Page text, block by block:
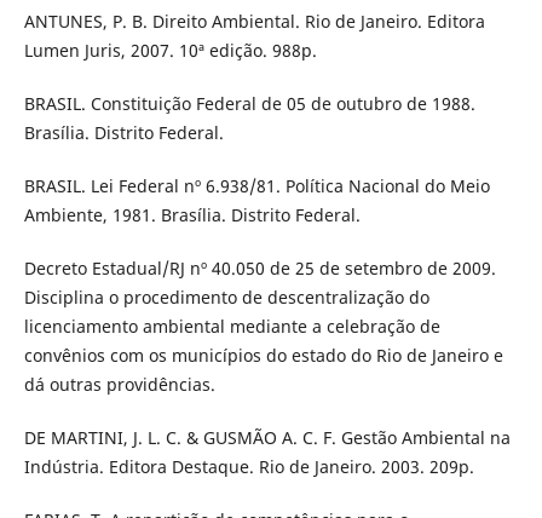
ANTUNES, P. B. Direito Ambiental. Rio de Janeiro. Editora
Lumen Juris, 2007. 10ª edição. 988p.
BRASIL. Constituição Federal de 05 de outubro de 1988.
Brasília. Distrito Federal.
BRASIL. Lei Federal nº 6.938/81. Política Nacional do Meio
Ambiente, 1981. Brasília. Distrito Federal.
Decreto Estadual/RJ nº 40.050 de 25 de setembro de 2009.
Disciplina o procedimento de descentralização do
licenciamento ambiental mediante a celebração de
convênios com os municípios do estado do Rio de Janeiro e
dá outras providências.
DE MARTINI, J. L. C. & GUSMÃO A. C. F. Gestão Ambiental na
Indústria. Editora Destaque. Rio de Janeiro. 2003. 209p.